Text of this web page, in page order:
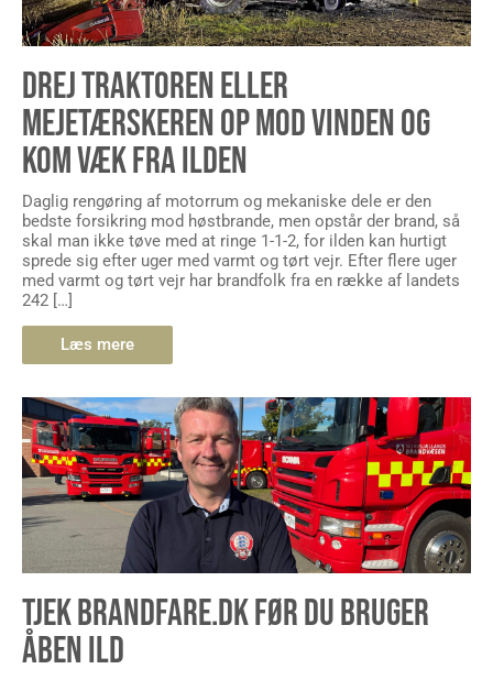
DREJ TRAKTOREN ELLER
MEJETÆRSKEREN OP MOD VINDEN OG
KOM VÆK FRA ILDEN
Daglig rengøring af motorrum og mekaniske dele er den
bedste forsikring mod høstbrande, men opstår der brand, så
skal man ikke tøve med at ringe 1-1-2, for ilden kan hurtigt
sprede sig efter uger med varmt og tørt vejr. Efter flere uger
med varmt og tørt vejr har brandfolk fra en række af landets
242 […]
Læs mere
TJEK BRANDFARE.DK FØR DU BRUGER
ÅBEN ILD